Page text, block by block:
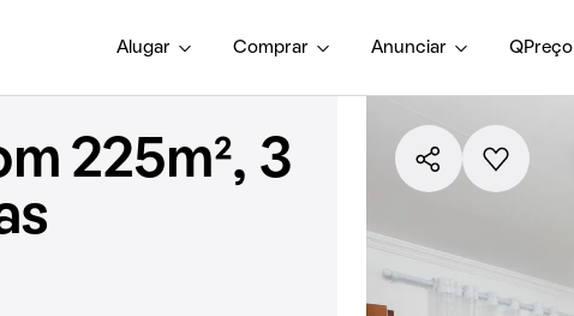
Alugar Comprar Anunciar QPreço
225m², 3